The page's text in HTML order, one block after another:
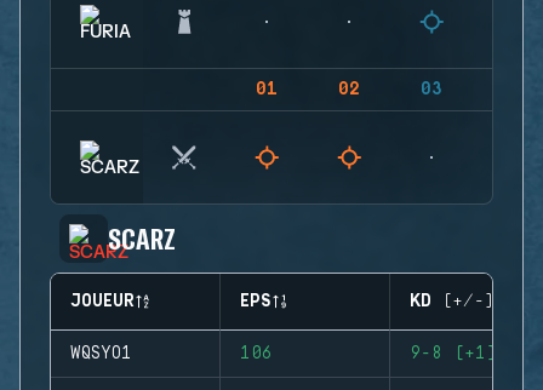
01 02 03
SCARZ
JOUEUR EPS KD (+/-)
WQSYO1 106 9-8 (+1)